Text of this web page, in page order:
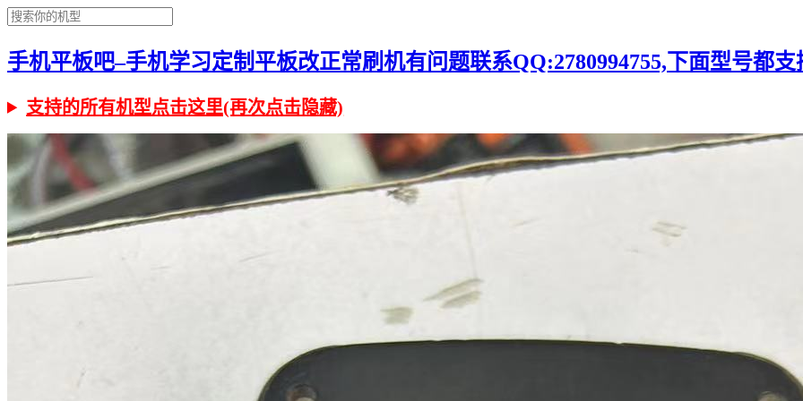
手机平板吧–手机学习定制平板改正常刷机有问题联系QQ:2780994755,下面型号都支
支持的所有机型点击这里(再次点击隐藏)